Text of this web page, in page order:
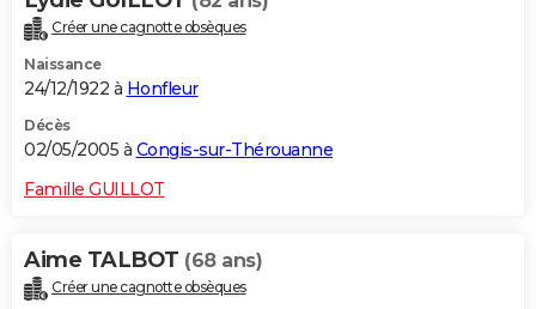
Créer une cagnotte obsèques
Naissance
24/12/1922 à Honfleur
Décès
02/05/2005 à Congis-sur-Thérouanne
Famille GUILLOT
Aime TALBOT (68 ans)
Créer une cagnotte obsèques